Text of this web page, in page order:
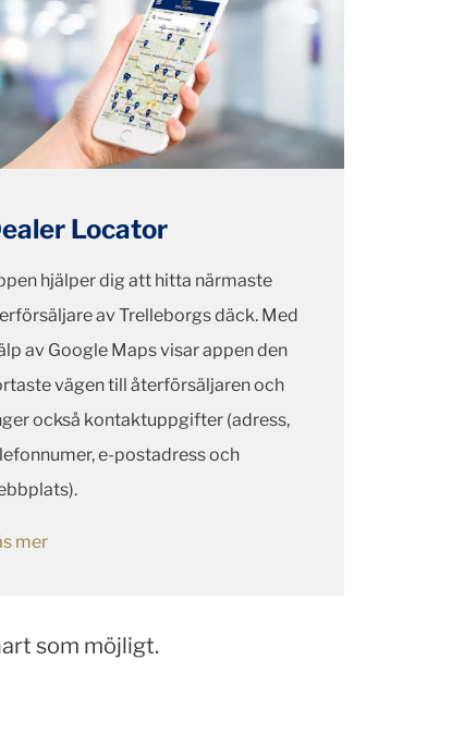
Locator
hjälper dig att hitta närmaste
av Trelleborgs däck. Med
av Google Maps visar appen den
vägen till återförsäljaren och
också kontaktuppgifter (adress,
e-postadress och
mer
som möjligt.